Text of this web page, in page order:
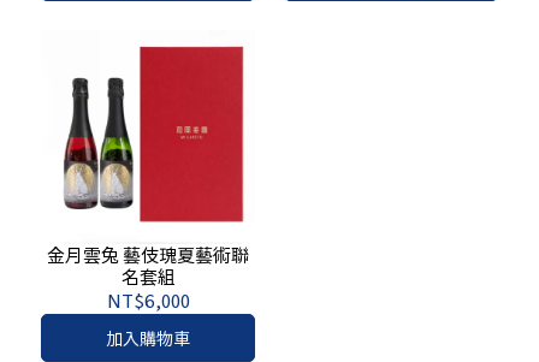
金月雲兔 藝伎瑰夏藝術聯
名套組
NT$6,000
加入購物車